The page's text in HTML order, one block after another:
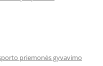
priemonės gyvavimo